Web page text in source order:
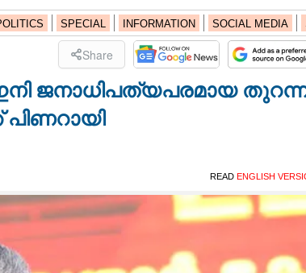
SPECIAL INFORMATION SOCIAL MEDIA
Share
ജനാധിപത്യപരമായ
READ ENGLISH